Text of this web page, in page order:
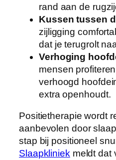
rand aan de
Kussen tussen
zijligging
dat je terugrolt
Verhoging
mensen
verhoogd
extra openhoudt.
Positietherapie wordt
aanbevolen door
stap bij positioneel
Slaapkliniek meldt dat